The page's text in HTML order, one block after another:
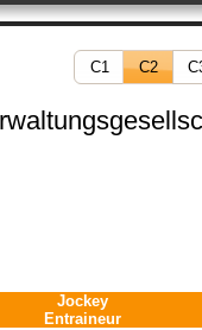
C1 C2
Jockey
Entraineur